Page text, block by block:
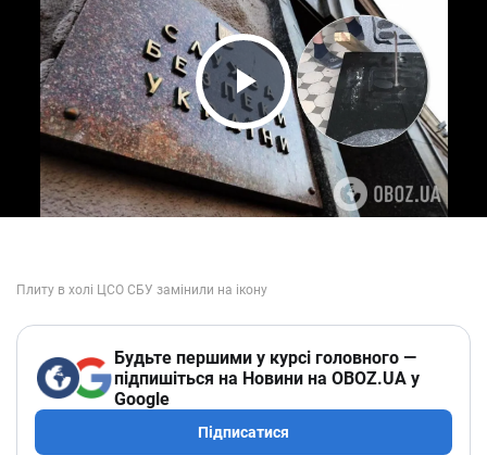
Play Video
Будьте першими у курсі головного —
підпишіться на Новини на OBOZ.UA у
Google
Підписатися